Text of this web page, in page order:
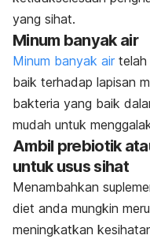
yang sihat.
Minum banyak air
Minum banyak air telah
baik terhadap lapisan
bakteria yang baik
mudah untuk
Ambil prebiotik
untuk usus sihat
Menambahkan
diet anda mungkin
meningkatkan